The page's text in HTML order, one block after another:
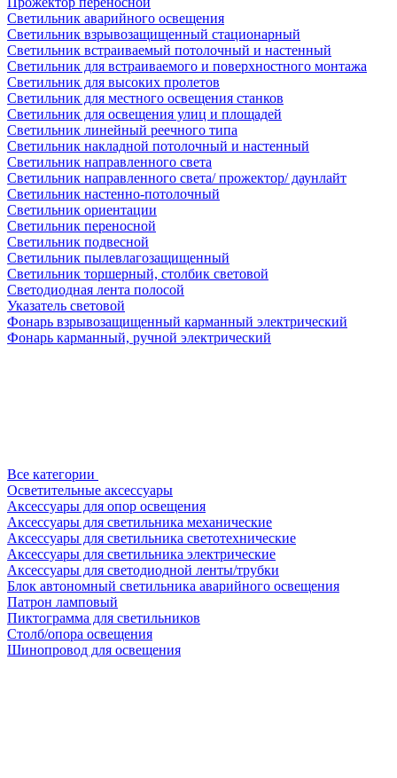
Светильник аварийного освещения
Светильник взрывозащищенный стационарный
Светильник встраиваемый потолочный и настенный
Светильник для встраиваемого и поверхностного монтажа
Светильник для высоких пролетов
Светильник для местного освещения станков
Светильник для освещения улиц и площадей
Светильник линейный реечного типа
Светильник накладной потолочный и настенный
Светильник направленного света
Светильник направленного света/ прожектор/ даунлайт
Светильник настенно-потолочный
Светильник ориентации
Светильник переносной
Светильник подвесной
Светильник пылевлагозащищенный
Светильник торшерный, столбик световой
Светодиодная лента полосой
Указатель световой
Фонарь взрывозащищенный карманный электрический
Фонарь карманный, ручной электрический
Все категории
Осветительные аксессуары
Аксессуары для опор освещения
Аксессуары для светильника механические
Аксессуары для светильника светотехнические
Аксессуары для светильника электрические
Аксессуары для светодиодной ленты/трубки
Блок автономный светильника аварийного освещения
Патрон ламповый
Пиктограмма для светильников
Столб/опора освещения
Шинопровод для освещения